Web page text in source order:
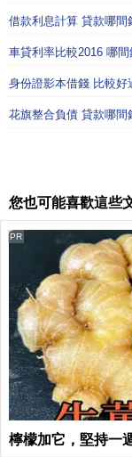
借款利息計算 貸款哪間
車貸利率比較2016 哪
身份證影本借錢 比較好
花旗整合負債 貸款哪
您也可能喜歡這些
檸檬加它，堅持一
PR